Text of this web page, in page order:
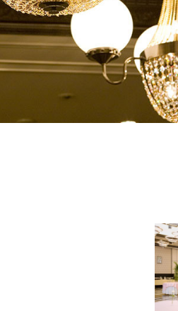
チェックイン日がお決
チェックイン
チェックイン日がお決